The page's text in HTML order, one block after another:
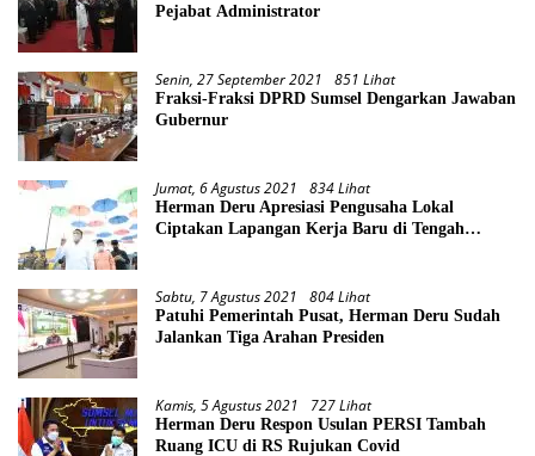
Pejabat Administrator
Senin, 27 September 2021 851 Lihat
Fraksi-Fraksi DPRD Sumsel Dengarkan Jawaban
Gubernur
Jumat, 6 Agustus 2021 834 Lihat
Herman Deru Apresiasi Pengusaha Lokal
Ciptakan Lapangan Kerja Baru di Tengah
Sabtu, 7 Agustus 2021 804 Lihat
Patuhi Pemerintah Pusat, Herman Deru Sudah
Jalankan Tiga Arahan Presiden
Kamis, 5 Agustus 2021 727 Lihat
Herman Deru Respon Usulan PERSI Tambah
Ruang ICU di RS Rujukan Covid